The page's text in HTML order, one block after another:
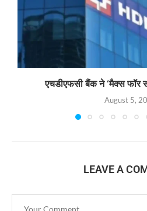
एचडीएफसी बैंक ने ‘मैक्स फॉर
August 5,
LEAVE A